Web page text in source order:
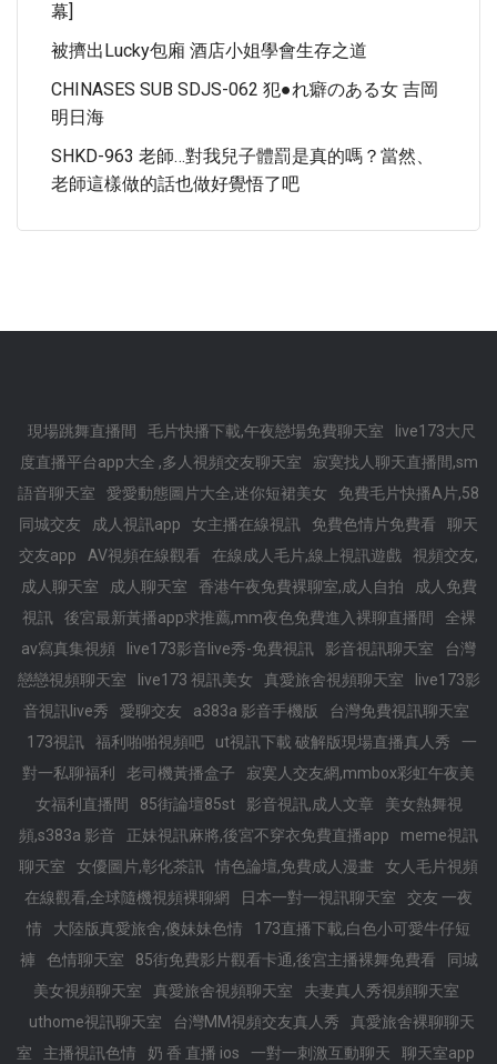
幕]
被擠出lucky包廂 酒店小姐學會生存之道
CHINASES SUB SDJS-062 犯●れ癖のある女 吉岡
明日海
SHKD-963 老師…對我兒子體罰是真的嗎？當然、
老師這樣做的話也做好覺悟了吧
現場跳舞直播間 毛片快播下載,午夜戀場免費聊天室
live173大尺
度直播平台app大全 ,多人視頻交友聊天室
寂寞找人聊天直播間,sm
語音聊天室
愛愛動態圖片大全,迷你短裙美女
免費毛片快播A片,58
同城交友
成人視訊app 女主播在線視訊 免費色情片免費看
聊天
交友app
AV視頻在線觀看 在線成人毛片,線上視訊遊戲
視頻交友,
成人聊天室
成人聊天室 香港午夜免費裸聊室,成人自拍
成人免費
視訊
後宮最新黃播app求推薦,mm夜色免費進入裸聊直播間
全裸
av寫真集視頻
live173影音live秀-免費視訊 影音視訊聊天室
台灣
戀戀視頻聊天室
live173 視訊美女 真愛旅舍視頻聊天室
live173影
音視訊live秀
愛聊交友 a383a 影音手機版
台灣免費視訊聊天室
173視訊
福利啪啪視頻吧 ut視訊下載 破解版現場直播真人秀
一
對一私聊福利
老司機黃播盒子
寂寞人交友網,mmbox彩虹午夜美
女福利直播間
85街論壇85st 影音視訊,成人文章
美女熱舞視
頻,s383a 影音
正妹視訊麻將,後宮不穿衣免費直播app
meme視訊
聊天室
女優圖片,彰化茶訊 情色論壇,免費成人漫畫
女人毛片視頻
在線觀看,全球隨機視頻裸聊網
日本一對一視訊聊天室
交友 一夜
情
大陸版真愛旅舍,傻妹妹色情
173直播下載,白色小可愛牛仔短
褲
色情聊天室 85街免費影片觀看卡通,後宮主播裸舞免費看
同城
美女視頻聊天室
真愛旅舍視頻聊天室
夫妻真人秀視頻聊天室
uthome視訊聊天室
台灣MM視頻交友真人秀
真愛旅舍裸聊聊天
室
主播視訊色情 奶 香 直播 ios 一對一刺激互動聊天 聊天室app